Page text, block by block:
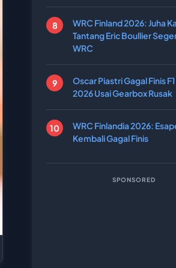
WRC Finland 2026: Juha
Tantang Eric Boullier
WRC
Oscar Piastri Gagal Finis
2026 Usai Gearbox Rusak
WRC Finlandia 2026:
Kembali Gagal Finis
SPONSORED